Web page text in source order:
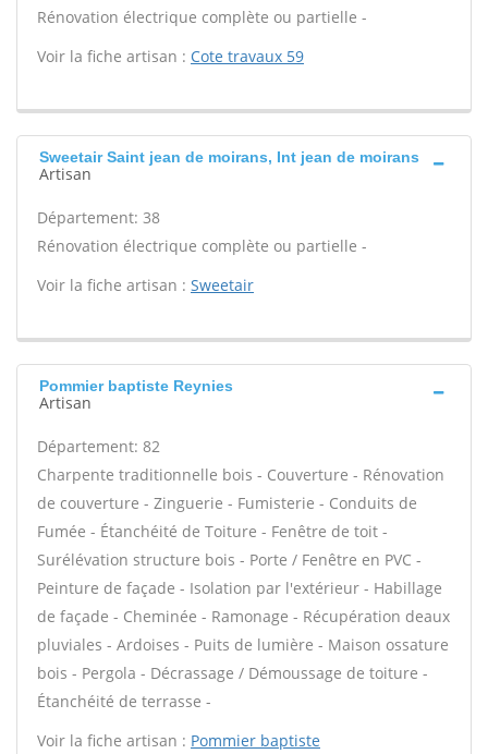
Rénovation électrique complète ou partielle -
Voir la fiche artisan : Cote travaux 59
Sweetair Saint jean de moirans, Int jean de moirans
Artisan
Département: 38
Rénovation électrique complète ou partielle -
Voir la fiche artisan : Sweetair
Pommier baptiste Reynies
Artisan
Département: 82
Charpente traditionnelle bois - Couverture - Rénovation
de couverture - Zinguerie - Fumisterie - Conduits de
Fumée - Étanchéité de Toiture - Fenêtre de toit -
Surélévation structure bois - Porte / Fenêtre en PVC -
Peinture de façade - Isolation par l'extérieur - Habillage
de façade - Cheminée - Ramonage - Récupération deaux
pluviales - Ardoises - Puits de lumière - Maison ossature
bois - Pergola - Décrassage / Démoussage de toiture -
Étanchéité de terrasse -
Voir la fiche artisan : Pommier baptiste